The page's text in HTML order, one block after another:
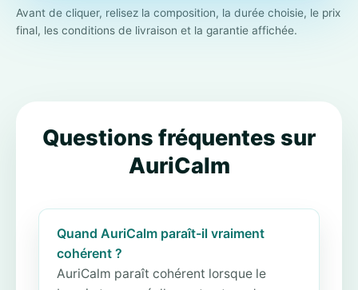
Avant de cliquer, relisez la composition, la durée choisie, le prix
final, les conditions de livraison et la garantie affichée.
Questions fréquentes sur
AuriCalm
Quand AuriCalm paraît-il vraiment
cohérent ?
AuriCalm paraît cohérent lorsque le